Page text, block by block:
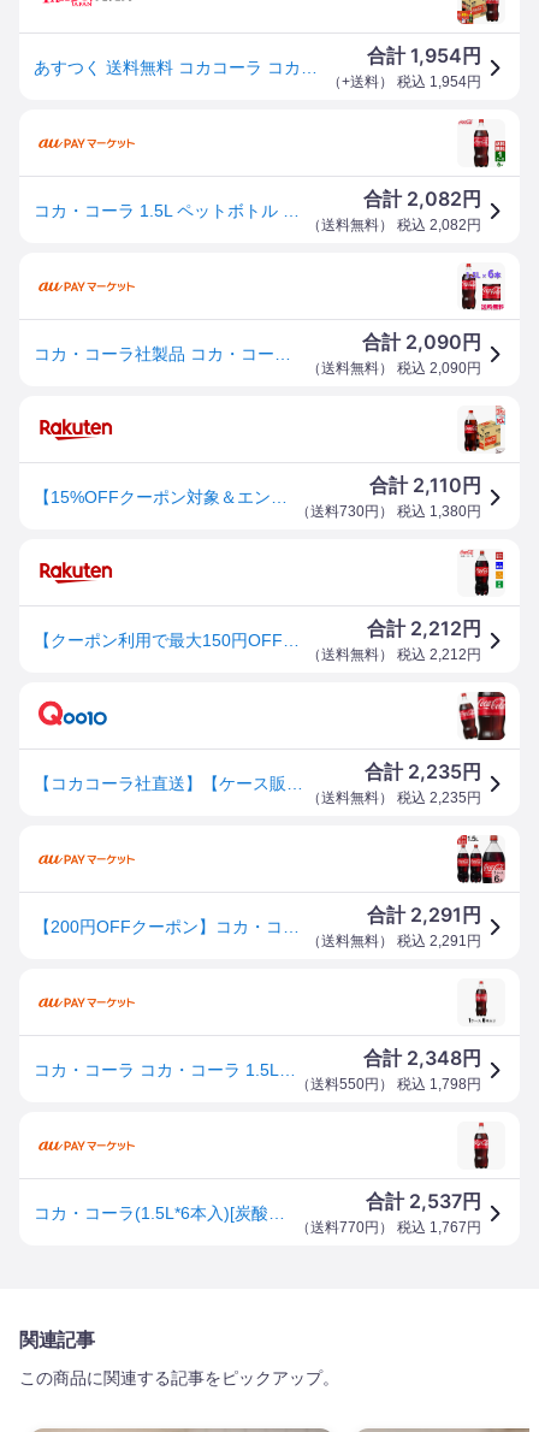
合計1,954 円
（+送料） 税込 1,954円
合計 2,082 円
（送料無料） 税込 2,082 円
合計 2,090 円
（送料無料） 税込 2,090円
合計 2,110 円
（送料730円 ） 税込 1,380円
合計 2,212 円
（送料無料） 税込 2,212 円
合計 2,235円
（送料無料） 税込 2,235 円
合計 2,291 円
（送料無料） 税込 2,291 円
合計 2,348円
（送料550円 ） 税込 1,798 円
合計 2,537円
（送料770円 ） 税込 1,767 円
関連記事
この商品に関連する記事をピックアップ。